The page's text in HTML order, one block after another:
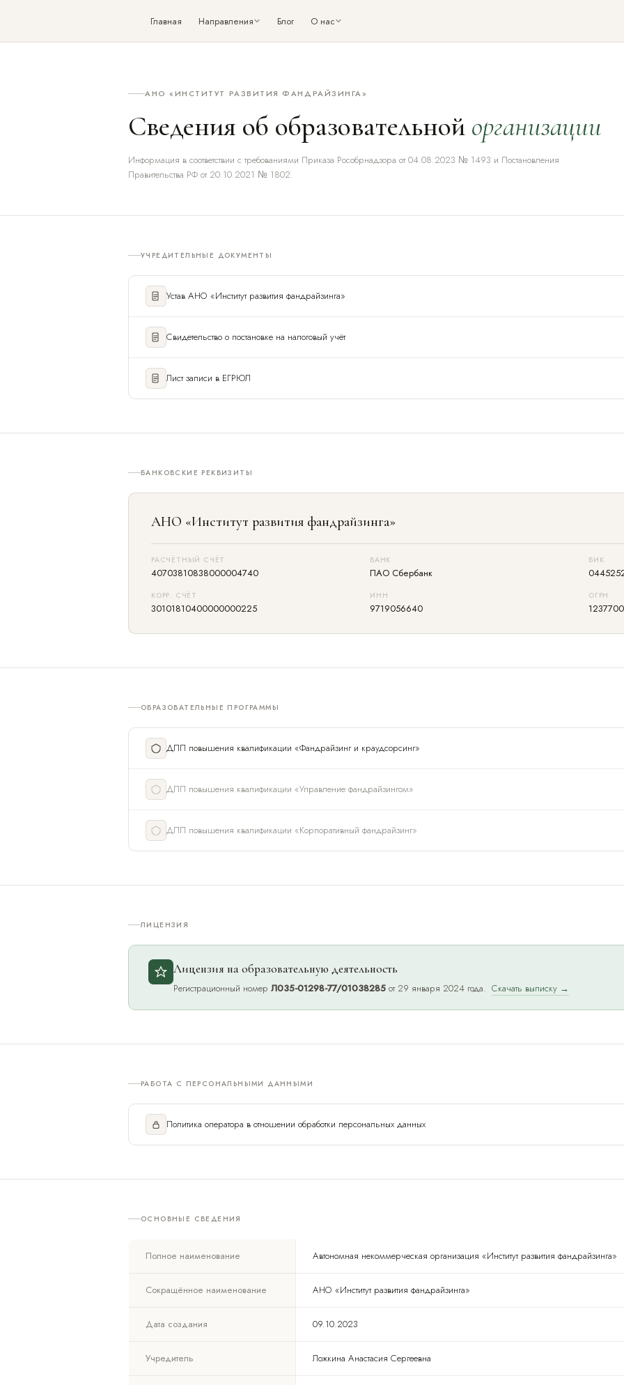
Главная Направления Блог О нас
АНО «ИНСТИТУТ РАЗВИТИЯ ФАНДРАЙЗИНГА»
Сведения об образовательной организации
Информация в соответствии с требованиями Приказа Рособрнадзора от 04.08.2023 № 1493 и Постановления
Правительства РФ от 20.10.2021 № 1802.
УЧРЕДИТЕЛЬНЫЕ ДОКУМЕНТЫ
Устав АНО «Институт развития фандрайзинга»
Свидетельство о постановке на налоговый учёт
Лист записи в ЕГРЮЛ
БАНКОВСКИЕ РЕКВИЗИТЫ
АНО «Институт развития фандрайзинга»
РАСЧЁТНЫЙ СЧЁТ
40703810838000004740
БАНК
ПАО Сбербанк
БИК
КОРР. СЧЁТ
30101810400000000225
ИНН
9719056640
ОГРН
ОБРАЗОВАТЕЛЬНЫЕ ПРОГРАММЫ
ДПП повышения квалификации «Фандрайзинг и краудсорсинг»
ДПП повышения квалификации «Управление фандрайзингом»
ДПП повышения квалификации «Корпоративный фандрайзинг»
ЛИЦЕНЗИЯ
Лицензия на образовательную деятельность
Регистрационный номер Л035-01298-77/01038285 от 29 января 2024 года. Скачать выписку →
РАБОТА С ПЕРСОНАЛЬНЫМИ ДАННЫМИ
Политика оператора в отношении обработки персональных данных
ОСНОВНЫЕ СВЕДЕНИЯ
Полное наименование Автономная некоммерческая организация «Институт развития фандрайзинга»
Сокращённое наименование АНО «Институт развития фандрайзинга»
Дата создания 09.10.2023
Учредитель Ложкина Анастасия Сергеевна